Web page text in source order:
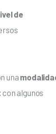
de
una
con algunos